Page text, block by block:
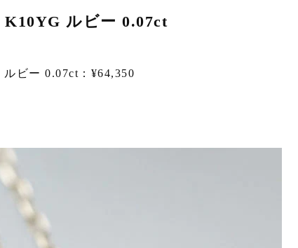
K10YG ルビー 0.07ct
ルビー 0.07ct：¥64,350